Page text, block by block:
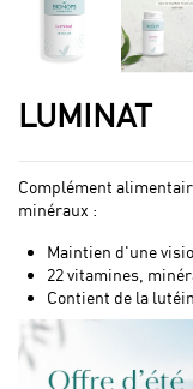
LUMINAT
Complément
minéraux :
Maintien d'une
22 vitamines,
Contient de la